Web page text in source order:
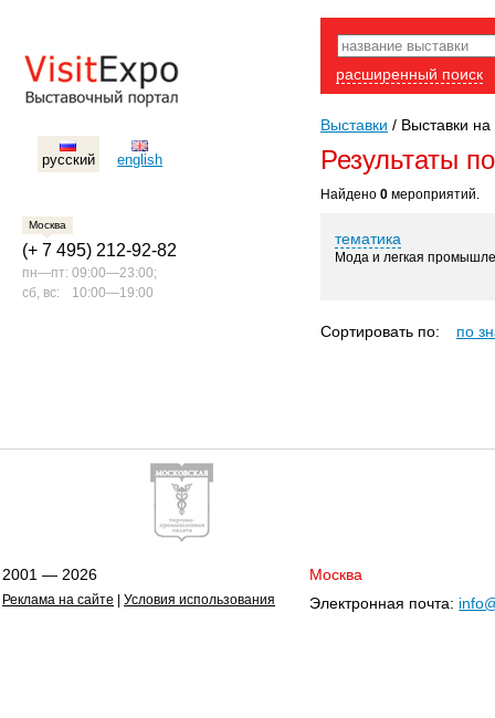
русский english
Москва
(+ 7 495) 212-92-82
пн—пт: 09:00—23:00;
сб, вс:
10:00—19:00
расширенный поиск
Выставки / Выставки на
Результаты
Найдено 0 мероприятий.
тематика
Мода и легкая
Сортировать по: по
2001 — 2026
Реклама на сайте Условия использования
Москва
Электронная почта: